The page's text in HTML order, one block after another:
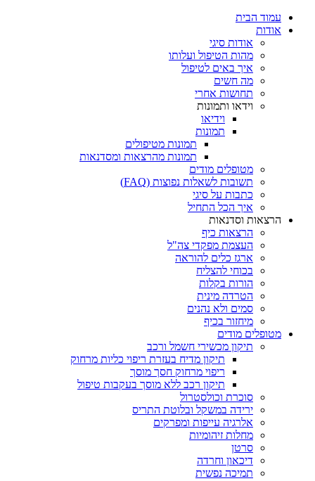
עמוד הבית
אודות
אודות סיגי
מהות הטיפול ועלותו
איך באים לטיפול
מה חשים
תחושות אחרי
וידאו ותמונות
וידיאו
תמונות
תמונות מטיפולים
תמונות מהרצאות ומסדנאות
מטופלים מודים
תשובות לשאלות נפוצות (FAQ)
כתבות על סיגי
איך הכל התחיל
הרצאות וסדנאות
הרצאות כיף
העצמת מפקדי צה"ל
ארגז כלים להוראה
בכוחי להצליח
הורות בקלות
הטרדה מינית
סמים ולא נהנים
מיחזור בכיף
מטופלים מודים
תיקון מכשירי חשמל ורכב
תיקון מדיח בעזרת ריפוי כליות מרחוק
ריפוי מרחוק חסך מוסך
תיקון רכב ללא מוסך בעקבות טיפול
סוכרת וכולסטרול
ירידה במשקל ובלוטת התריס
אלרגיה עייפות ומפרקים
מחלות זיהומיות
סרטן
דיכאון וחרדה
תמיכה נפשית